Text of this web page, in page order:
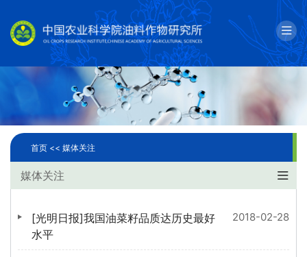
English 邮箱
科学研究
人才队伍
国际合作
首页 << 媒体关注
媒体关注
2018-02-28
[光明日报]我国油菜籽品质达历史最好
水平